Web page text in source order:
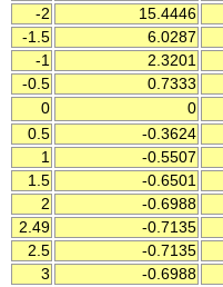
-2
15.4446
-1.5
6.0287
-1
2.3201
-0.5
0.7333
0
0
0.5
-0.3624
1
-0.5507
1.5
-0.6501
2
-0.6988
2.49
-0.7135
2.5
-0.7135
3
-0.6988